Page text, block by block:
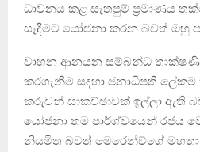
ධාවනය කළ සැතපුම් ප්‍රමාණය
සෑදීමට යෝජනා කරන බවත් ඔහු
වාහන ආනයන සම්බන්ධ
කරගැනීම සඳහා ජනාධිපති
කරුවන් සාකච්ඡාවක් ඉල්ලා ඇති
යෝජනා තම පාර්ශ්වයෙන් රජය
නියමිත බවත් මෙරෙන්ච්ගේ මහතා